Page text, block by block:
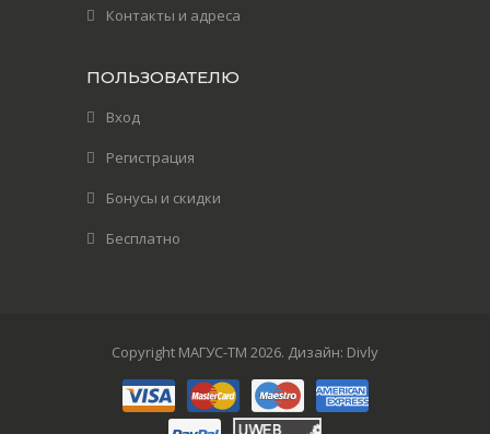
Контакты и адреса
ПОЛЬЗОВАТЕЛЮ
Вход
Регистрация
Бонусы и скидки
Бесплатно
Copyright МАГУС-TМ 2026. Дизайн: Divly